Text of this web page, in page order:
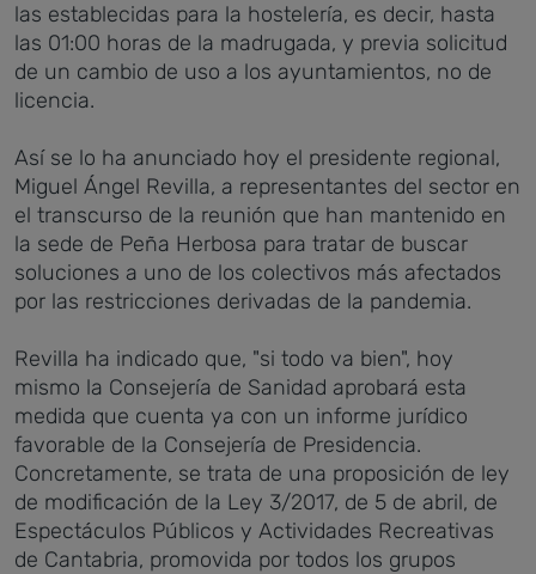
las establecidas para la hostelería, es decir, hasta
las 01:00 horas de la madrugada, y previa solicitud
de un cambio de uso a los ayuntamientos, no de
licencia.
Así se lo ha anunciado hoy el presidente regional,
Miguel Ángel Revilla, a representantes del sector en
el transcurso de la reunión que han mantenido en
la sede de Peña Herbosa para tratar de buscar
soluciones a uno de los colectivos más afectados
por las restricciones derivadas de la pandemia.
Revilla ha indicado que, "si todo va bien", hoy
mismo la Consejería de Sanidad aprobará esta
medida que cuenta ya con un informe jurídico
favorable de la Consejería de Presidencia.
Concretamente, se trata de una proposición de ley
de modificación de la Ley 3/2017, de 5 de abril, de
Espectáculos Públicos y Actividades Recreativas
de Cantabria, promovida por todos los grupos